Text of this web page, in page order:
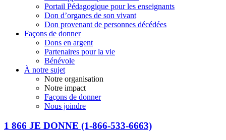
Portail Pédagogique pour les enseignants
Don d’organes de son vivant
Don provenant de personnes décédées
Façons de donner
Dons en argent
Partenaires pour la vie
Bénévole
À notre sujet
Notre organisation
Notre impact
Façons de donner
Nous joindre
1 866 JE DONNE (1-866-533-6663)